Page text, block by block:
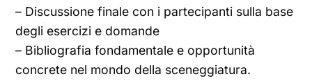
– Discussione finale con i partecipanti sulla base
degli esercizi e domande
– Bibliografia fondamentale e opportunità
concrete nel mondo della sceneggiatura.